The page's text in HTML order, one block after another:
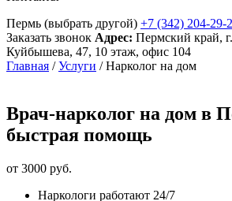
Пермь (выбрать другой) +7 (342) 204-29-
Заказать звонок Адрес: Пермский край,
Куйбышева, 47, 10 этаж, офис 104
Главная /Услуги /Нарколог на дом
Врач-нарколог на дом в
быстрая помощь
от 3000 руб.
Наркологи работают 24/7